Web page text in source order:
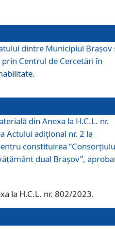
dintre Municipiul Brașov
Centrul de Cercetări în
din Anexa la H.C.L. nr.
Actului adițional nr. 2 la
constituirea
dual Brașov”,
la H.C.L. nr. 802/2023.